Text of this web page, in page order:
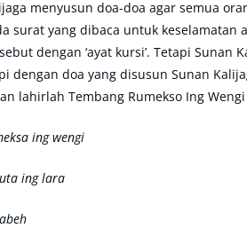
menyusun doa-doa agar semua
surat yang dibaca untuk
dengan ‘ayat kursi’. Tetapi
dengan doa yang disusun Sunan
lahirlah Tembang Rumekso Ing
ing wengi
ing lara